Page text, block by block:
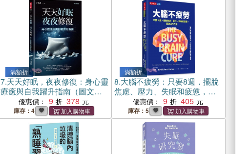
滿額折
7.天天好眠，夜夜修復：身心靈
療癒與自我躍升指南（圖文影
音版）優惠價： 9 378
庫存：4
滿額折
8.大腦不疲勞：只要8週，擺脫
焦慮、壓力、失眠和疲憊，重
啟活力人生
優惠價： 9 405
庫存：5